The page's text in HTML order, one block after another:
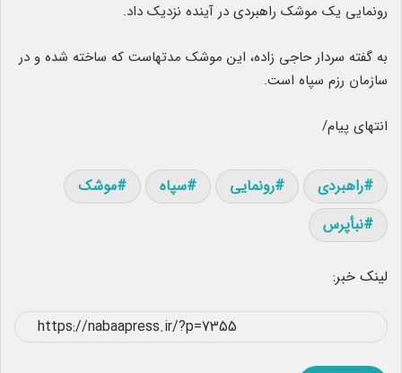
رونمایی یک موشک راهبردی در آینده نزدیک داد.
به گفته سردار حاجی زاده، این موشک مدتهاست که ساخته شده و در
سازمان رزم سپاه است.
انتهای پیام/
راهبردی رونمایی سپاه
موشک
نبأپرس
لینک خبر: